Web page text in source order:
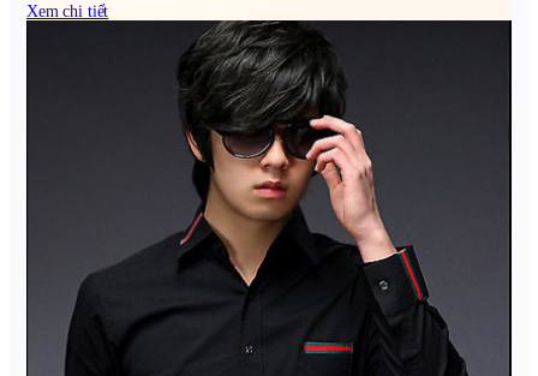
Xem chi tiết